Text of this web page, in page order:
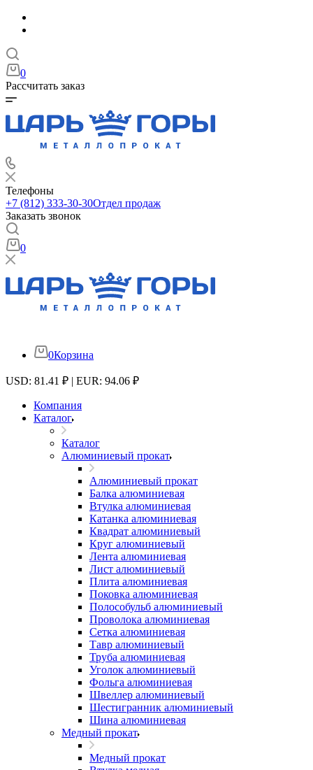
0
Рассчитать заказ
Телефоны
+7 (812) 333-30-30Отдел продаж
Заказать звонок
0
0Корзина
USD: 81.41 ₽ | EUR: 94.06 ₽
Компания
Каталог
Каталог
Алюминиевый прокат
Алюминиевый прокат
Балка алюминиевая
Втулка алюминиевая
Катанка алюминиевая
Квадрат алюминиевый
Круг алюминиевый
Лента алюминиевая
Лист алюминиевый
Плита алюминиевая
Поковка алюминиевая
Полособульб алюминиевый
Проволока алюминиевая
Сетка алюминиевая
Тавр алюминиевый
Труба алюминиевая
Уголок алюминиевый
Фольга алюминиевая
Швеллер алюминиевый
Шестигранник алюминиевый
Шина алюминиевая
Медный прокат
Медный прокат